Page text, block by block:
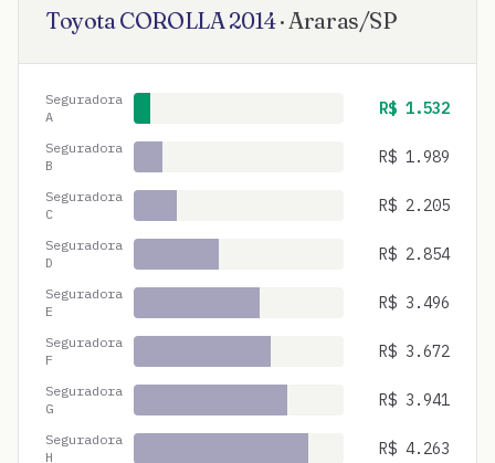
ToyotaCOROLLA2014·Araras/SP
Seguradora
A
R$ 1.532
Seguradora
B
R$ 1.989
Seguradora
C
R$ 2.205
Seguradora
D
R$ 2.854
Seguradora
E
R$ 3.496
Seguradora
F
R$ 3.672
Seguradora
G
R$ 3.941
Seguradora
H
R$ 4.263